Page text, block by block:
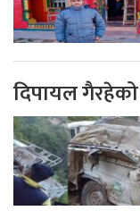
दिपायल गैरहेको